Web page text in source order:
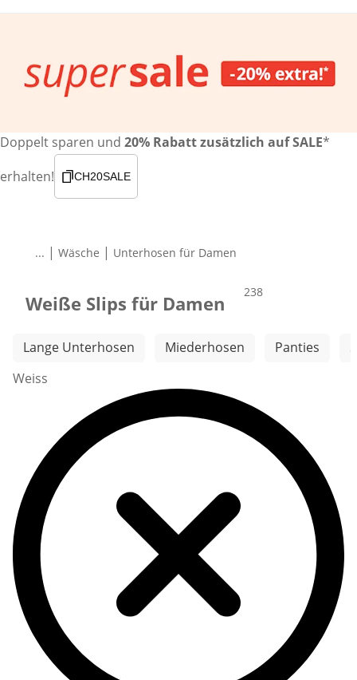
Doppelt sparen und 20% Rabatt zusätzlich auf SALE*
erhalten!
CH20SALE
... | Wäsche | Unterhosen für Damen
Weiße Slips für Damen Produkte
238
Weitere Kategorien überspringen
Lange Unterhosen Miederhosen Panties
Weiss